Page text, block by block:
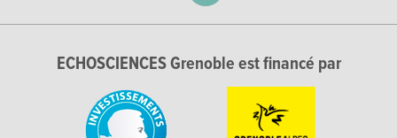
ECHOSCIENCES Grenoble est financé par